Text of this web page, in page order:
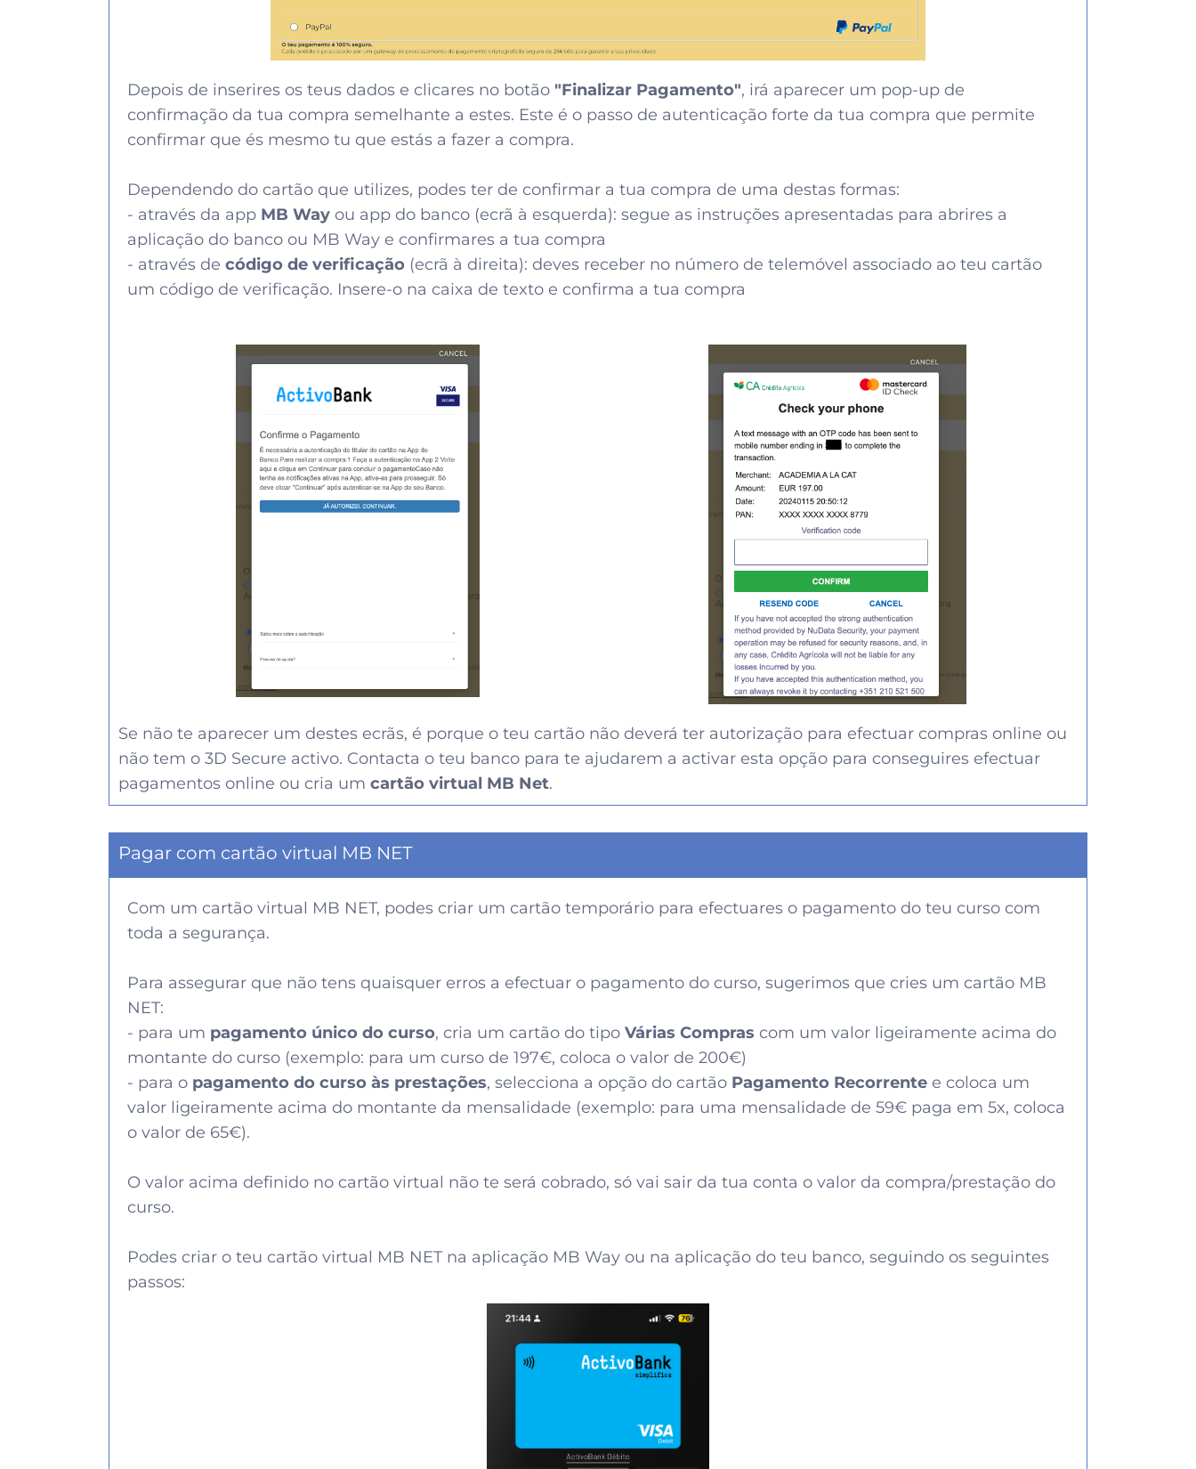
Depois de inserires os teus dados e clicares no botão "Finalizar Pagamento", irá aparecer um pop-up de
confirmação da tua compra semelhante a estes. Este é o passo de autenticação forte da tua compra que permite
confirmar que és mesmo tu que estás a fazer a compra.
Dependendo do cartão que utilizes, podes ter de confirmar a tua compra de uma destas formas:
- através da app MB Way ou app do banco (ecrã à esquerda): segue as instruções apresentadas para abrires a
aplicação do banco ou MB Way e confirmares a tua compra
- através de código de verificação (ecrã à direita): deves receber no número de telemóvel associado ao teu cartão
um código de verificação. Insere-o na caixa de texto e confirma a tua compra
Se não te aparecer um destes ecrãs, é porque o teu cartão não deverá ter autorização para efectuar compras online ou
não tem o 3D Secure activo. Contacta o teu banco para te ajudarem a activar esta opção para conseguires efectuar
pagamentos online ou cria um cartão virtual MB Net.
Pagar com cartão virtual MB NET
Com um cartão virtual MB NET, podes criar um cartão temporário para efectuares o pagamento do teu curso com
toda a segurança.
Para assegurar que não tens quaisquer erros a efectuar o pagamento do curso, sugerimos que cries um cartão MB
NET:
- para um pagamento único do curso, cria um cartão do tipo Várias Compras com um valor ligeiramente acima do
montante do curso (exemplo: para um curso de 197€, coloca o valor de 200€)
- para o pagamento do curso às prestações, selecciona a opção do cartão Pagamento Recorrente e coloca um
valor ligeiramente acima do montante da mensalidade (exemplo: para uma mensalidade de 59€ paga em 5x, coloca
o valor de 65€).
O valor acima definido no cartão virtual não te será cobrado, só vai sair da tua conta o valor da compra/prestação do
curso.
Podes criar o teu cartão virtual MB NET na aplicação MB Way ou na aplicação do teu banco, seguindo os seguintes
passos: